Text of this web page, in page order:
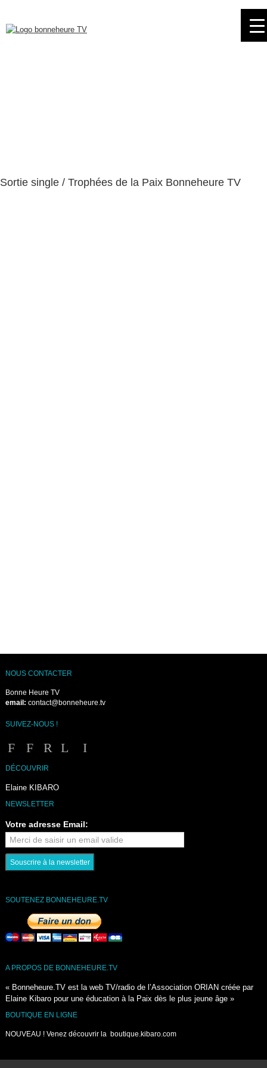
navigation
Sortie single / Trophées de la Paix Bonneheure TV
NOUS CONTACTER
Bonne Heure TV
email: contact@bonneheure.tv
SUIVEZ-NOUS !
DÉCOUVRIR
Elaine KIBARO
NEWSLETTER
Votre adresse Email:
SOUTENEZ BONNEHEURE.TV
A PROPOS DE BONNEHEURE.TV
« Bonneheure.TV est la web TV/radio de l’Association ORIAN créée par
Elaine Kibaro pour une éducation à la Paix dès le plus jeune âge »
BOUTIQUE EN LIGNE
NOUVEAU ! Venez découvrir la boutique.kibaro.com